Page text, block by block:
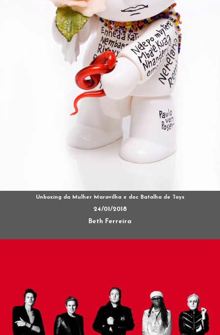
Unboxing da Mulher Maravilha e doc Batalha de Toys
24/01/2018
Beth Ferreira